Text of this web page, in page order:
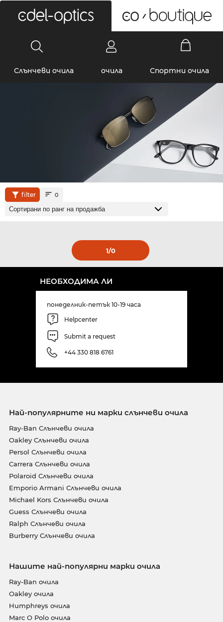
Слънчеви очила очила Спортни очила
filter 0
1/0
НЕОБХОДИМА ЛИ
понеделник-петък 10-19 часа
Helpcenter
Submit a request
+44 330 818 6761
Най-популярните ни марки слънчеви очила
Ray-Ban Слънчеви очила
Oakley Слънчеви очила
Persol Слънчеви очила
Carrera Слънчеви очила
Polaroid Слънчеви очила
Emporio Armani Слънчеви очила
Michael Kors Слънчеви очила
Guess Слънчеви очила
Ralph Слънчеви очила
Burberry Слънчеви очила
Нашите най-популярни марки очила
Ray-Ban очила
Oakley очила
Humphreys очила
Marc O Polo очила